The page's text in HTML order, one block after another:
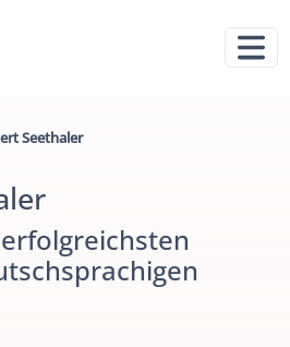
Seethaler